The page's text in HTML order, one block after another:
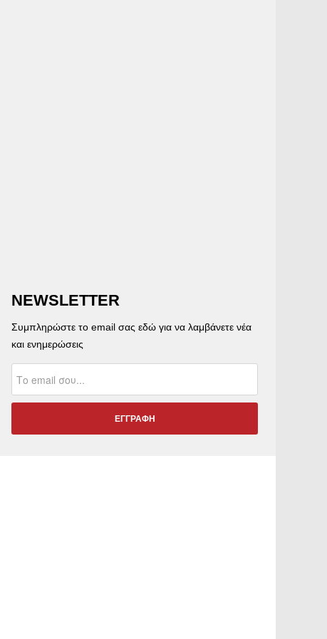
NEWSLETTER
Συμπληρώστε το email σας εδώ για να λαμβάνετε νέα
και ενημερώσεις